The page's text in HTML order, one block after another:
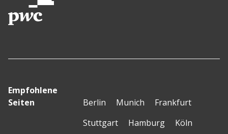
Empfohlene
Seiten
Berlin Munich
Frankfurt
Stuttgart
Hamburg
Köln